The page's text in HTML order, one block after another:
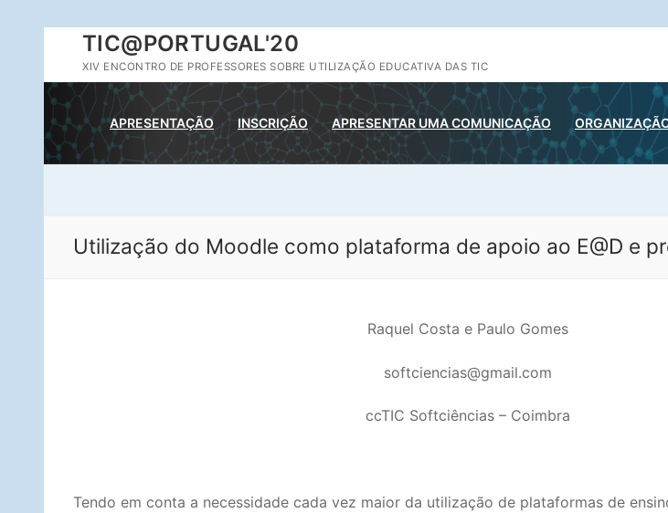
Saltar
conteúdo
TIC@PORTUGAL'20
XIV ENCONTRO DE PROFESSORES SOBRE UTILIZAÇÃO EDUCATIVA DAS TIC
APRESENTAÇÃO INSCRIÇÃO APRESENTAR UMA COMUNICAÇÃO
Utilização do Moodle como plataforma de apoio ao E@D e
Raquel Costa e Paulo Gomes
softciencias@gmail.com
ccTIC Softciências – Coimbra
Tendo em conta a necessidade cada vez maior da utilização de plataformas de